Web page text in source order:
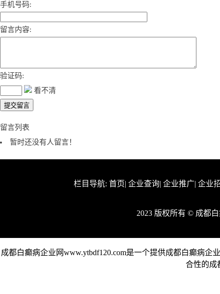
手机号码:
留言内容:
验证码:
看不清
留言列表
暂时还没有人留言！
栏目导航: 首页| 企业查询| 企业推广| 企业
2023 版权所有 © 成都
成都白癫病企业网www.ytbdf120.com是一个提供成都白癫病
合性的成